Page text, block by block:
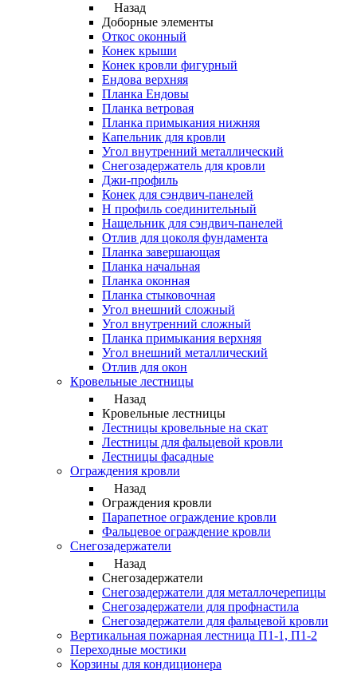
Назад
Доборные элементы
Откос оконный
Конек крыши
Конек кровли фигурный
Ендова верхняя
Планка Ендовы
Планка ветровая
Планка примыкания нижняя
Капельник для кровли
Угол внутренний металлический
Снегозадержатель для кровли
Джи-профиль
Конек для сэндвич-панелей
Н профиль соединительный
Нащельник для сэндвич-панелей
Отлив для цоколя фундамента
Планка завершающая
Планка начальная
Планка оконная
Планка стыковочная
Угол внешний сложный
Угол внутренний сложный
Планка примыкания верхняя
Угол внешний металлический
Отлив для окон
Кровельные лестницы
Назад
Кровельные лестницы
Лестницы кровельные на скат
Лестницы для фальцевой кровли
Лестницы фасадные
Ограждения кровли
Назад
Ограждения кровли
Парапетное ограждение кровли
Фальцевое ограждение кровли
Снегозадержатели
Назад
Снегозадержатели
Снегозадержатели для металлочерепицы
Снегозадержатели для профнастила
Снегозадержатели для фальцевой кровли
Вертикальная пожарная лестница П1-1, П1-2
Переходные мостики
Корзины для кондиционера